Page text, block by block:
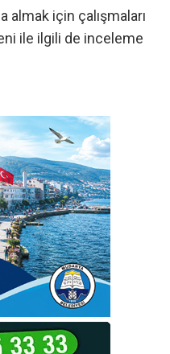
almak için çalışmaları
ile ilgili de inceleme